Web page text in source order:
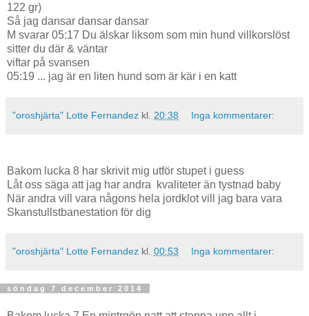
122 gr)
Så jag dansar dansar dansar
M svarar 05:17 Du älskar liksom som min hund villkorslöst
sitter du där & väntar
viftar på svansen
05:19 ... jag är en liten hund som är kär i en katt
"oroshjärta" Lotte Fernandez kl. 20:38 Inga kommentarer:
Bakom lucka 8 har skrivit mig utför stupet i guess
Låt oss säga att jag har andra kvaliteter än tystnad baby
När andra vill vara någons hela jordklot vill jag bara vara
Skanstullstbanestation för dig
"oroshjärta" Lotte Fernandez kl. 00:53 Inga kommentarer:
söndag 7 december 2014